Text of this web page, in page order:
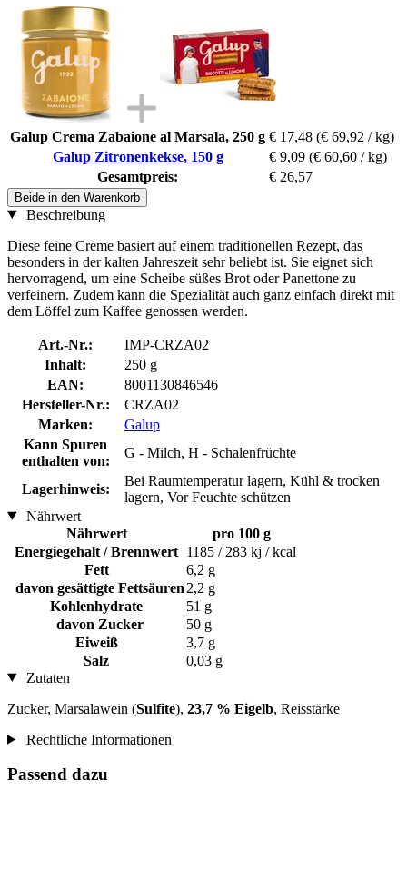
Galup Crema Zabaione al Marsala, 250 g € 17,48 (€ 69,92 / kg)
Galup Zitronenkekse, 150 g
€ 9,09 (€ 60,60 / kg)
Gesamtpreis:
€ 26,57
Beide in den Warenkorb
Beschreibung
Diese feine Creme basiert auf einem traditionellen Rezept, das
besonders in der kalten Jahreszeit sehr beliebt ist. Sie eignet sich
hervorragend, um eine Scheibe süßes Brot oder Panettone zu
verfeinern. Zudem kann die Spezialität auch ganz einfach direkt mit
dem Löffel zum Kaffee genossen werden.
Art.-Nr.:
IMP-CRZA02
Inhalt:
250 g
EAN:
8001130846546
Hersteller-Nr.:
CRZA02
Marken:
Galup
Kann Spuren
enthalten von:
G - Milch, H - Schalenfrüchte
Lagerhinweis:
Bei Raumtemperatur lagern, Kühl & trocken
lagern, Vor Feuchte schützen
Nährwert
Nährwert
pro 100 g
Energiegehalt / Brennwert 1185 / 283 kj / kcal
Fett
6,2 g
davon gesättigte Fettsäuren 2,2 g
Kohlenhydrate
51 g
davon Zucker
50 g
Eiweiß
3,7 g
Salz
0,03 g
Zutaten
Zucker, Marsalawein (Sulfite), 23,7 % Eigelb, Reisstärke
Rechtliche Informationen
Passend dazu